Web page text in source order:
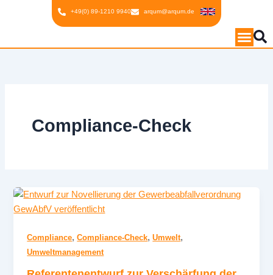
+49(0) 89-1210 9940 arqum@arqum.de
Compliance-Check
Compliance,Compliance-Check,Umwelt,
Umweltmanagement